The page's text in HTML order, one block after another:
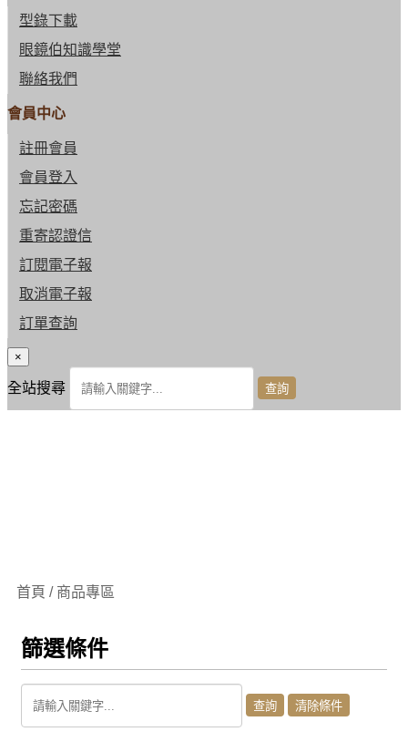
型錄下載
眼鏡伯知識學堂
聯絡我們
會員中心
註冊會員
會員登入
忘記密碼
重寄認證信
訂閱電子報
取消電子報
訂單查詢
×
全站搜尋
首頁 / 商品專區
篩選條件